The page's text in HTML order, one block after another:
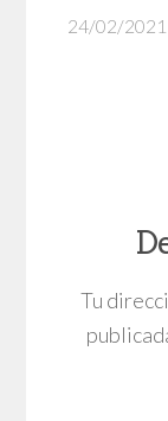
24/02/2021
Tu